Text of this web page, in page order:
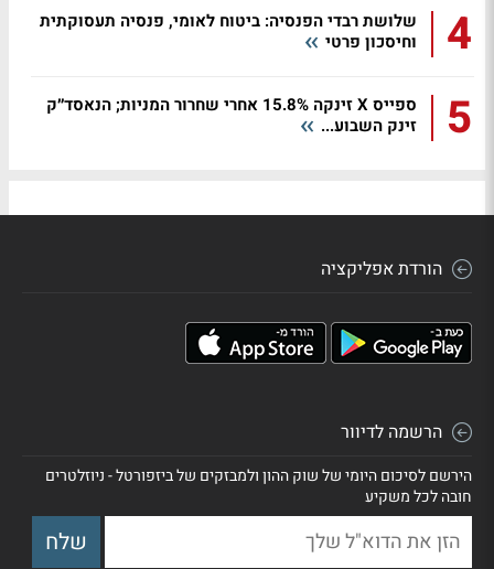
4
שלושת רבדי הפנסיה: ביטוח לאומי, פנסיה תעסוקתית
וחיסכון פרטי
5
ספייס X זינקה 15.8% אחרי שחרור המניות; הנאסד״ק
זינק השבוע...
הורדת אפליקציה
הרשמה לדיוור
הירשם לסיכום היומי של שוק ההון ולמבזקים של ביזפורטל - ניוזלטרים
חובה לכל משקיע